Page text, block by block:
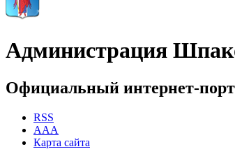
Администрация
Официальный интернет-
RSS
AAA
Карта сайта